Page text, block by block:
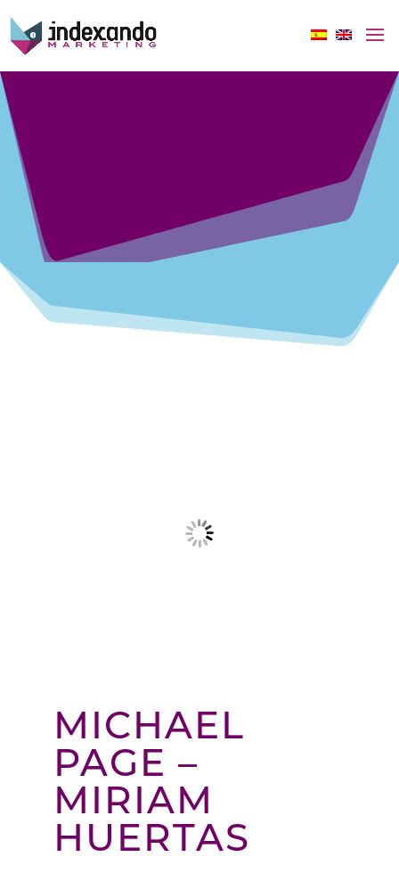
MICHAEL
PAGE –
MIRIAM
HUERTAS